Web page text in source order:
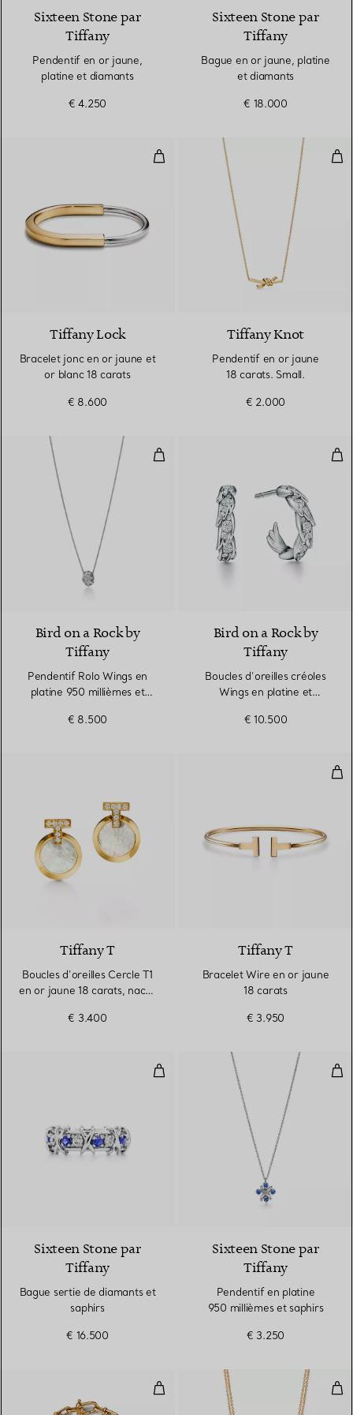
Sixteen Stone par
Tiffany
Pendentif en or jaune,
platine et diamants
€ 4.250
Sixteen Stone par
Tiffany
Bague en or jaune, platine
et diamants
€ 18.000
Bracelet jonc en or jaune et or
5 Matériaux
Tiffany Lock
Bracelet jonc en or jaune et
or blanc 18 carats
€ 8.600
Tiffany Knot
Pendentif en or jaune
18 carats. Small.
€ 2.000
Pendentif Rolo Wings en
Bird on a Rock by
Tiffany
Pendentif Rolo Wings en
platine 950 millièmes et
€ 8.500
Bird on a Rock by
Tiffany
Boucles d’oreilles créoles
Wings en platine et
€ 10.500
Tiffany T
Boucles d’oreilles Cercle T1
en or jaune 18 carats, nacre
€ 3.400
Tiffany T
Bracelet Wire en or jaune
18 carats
€ 3.950
Bague sertie de diamants et
2 Couleurs
Sixteen Stone par
Tiffany
Bague sertie de diamants et
saphirs
€ 16.500
Sixteen Stone par
Tiffany
Pendentif en platine
950 millièmes et saphirs
€ 3.250
Bracelet à maillons en or jaune